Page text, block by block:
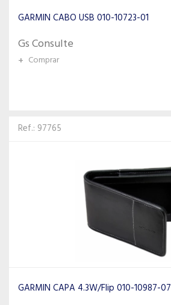
GARMIN CABO USB 010-10723-01
Gs Consulte
+ Comprar
Ref.: 97765
GARMIN CAPA 4.3W/Flip 010-10987-07